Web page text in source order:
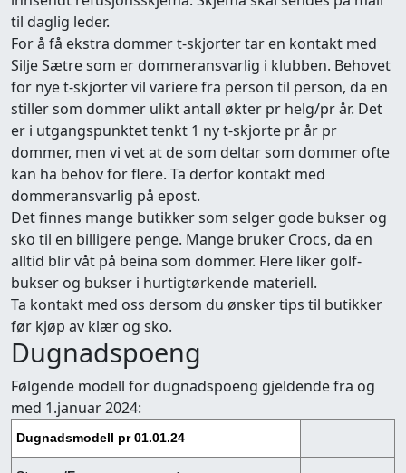
til daglig leder.
For å få ekstra dommer t-skjorter tar en kontakt med
Silje Sætre som er dommeransvarlig i klubben. Behovet
for nye t-skjorter vil variere fra person til person, da en
stiller som dommer ulikt antall økter pr helg/pr år. Det
er i utgangspunktet tenkt 1 ny t-skjorte pr år pr
dommer, men vi vet at de som deltar som dommer ofte
kan ha behov for flere. Ta derfor kontakt med
dommeransvarlig på epost.
Det finnes mange butikker som selger gode bukser og
sko til en billigere penge. Mange bruker Crocs, da en
alltid blir våt på beina som dommer. Flere liker golf-
bukser og bukser i hurtigtørkende materiell.
Ta kontakt med oss dersom du ønsker tips til butikker
før kjøp av klær og sko.
Dugnadspoeng
Følgende modell for dugnadspoeng gjeldende fra og
med 1.januar 2024:
Dugnadsmodell pr 01.01.24